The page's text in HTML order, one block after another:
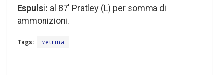
Espulsi: al 87′ Pratley (L) per somma di
ammonizioni.
Tags: vetrina